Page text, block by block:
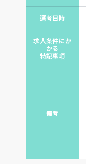
選考日時
求人条件にか
かる
特記事項
備考